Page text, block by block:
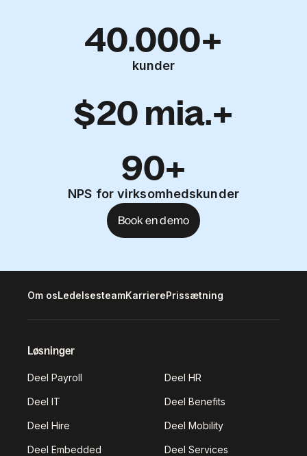
40.000+
kunder
$20 mia.+
90+
NPS for virksomhedskunder
Book en demo
Om osLedelsesteamKarrierePrissætning
Løsninger
Deel Payroll Deel HR
Deel IT Deel Benefits
Deel Hire Deel Mobility
Deel Embedded Deel Services